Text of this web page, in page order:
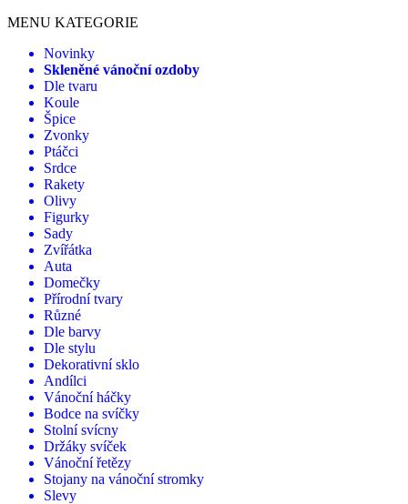
MENU KATEGORIE
Novinky
Skleněné vánoční ozdoby
Dle tvaru
Koule
Špice
Zvonky
Ptáčci
Srdce
Rakety
Olivy
Figurky
Sady
Zvířátka
Auta
Domečky
Přírodní tvary
Různé
Dle barvy
Dle stylu
Dekorativní sklo
Andílci
Vánoční háčky
Bodce na svíčky
Stolní svícny
Držáky svíček
Vánoční řetězy
Stojany na vánoční stromky
Slevy